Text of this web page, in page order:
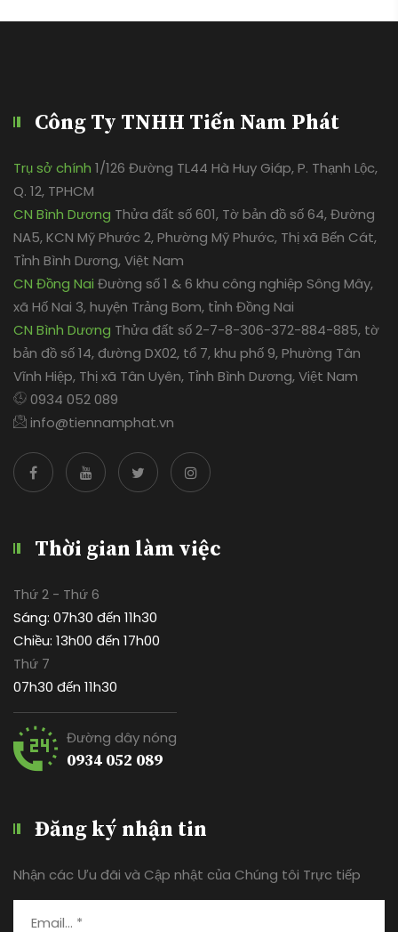
Công Ty TNHH Tiến Nam Phát
Trụ sở chính 1/126 Đường TL44 Hà Huy Giáp, P. Thạnh Lộc,
Q. 12, TPHCM
CN Bình Dương Thửa đất số 601, Tờ bản đồ số 64, Đường
NA5, KCN Mỹ Phước 2, Phường Mỹ Phước, Thị xã Bến Cát,
Tỉnh Bình Dương, Việt Nam
CN Đồng Nai Đường số 1 & 6 khu công nghiệp Sông Mây,
xã Hố Nai 3, huyện Trảng Bom, tỉnh Đồng Nai
CN Bình Dương Thửa đất số 2-7-8-306-372-884-885, tờ
bản đồ số 14, đường DX02, tổ 7, khu phố 9, Phường Tân
Vĩnh Hiệp, Thị xã Tân Uyên, Tỉnh Bình Dương, Việt Nam
0934 052 089
info@tiennamphat.vn
Thời gian làm việc
Thứ 2 - Thứ 6
Sáng: 07h30 đến 11h30
Chiều: 13h00 đến 17h00
Thứ 7
07h30 đến 11h30
Đường dây nóng
0934 052 089
Đăng ký nhận tin
Nhận các Ưu đãi và Cập nhật của Chúng tôi Trực tiếp